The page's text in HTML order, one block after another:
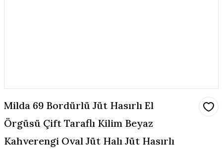
Milda 69 Bordürlü Jüt Hasırlı El
Örgüsü Çift Taraflı Kilim Beyaz
Kahverengi Oval Jüt Halı Jüt Hasırlı